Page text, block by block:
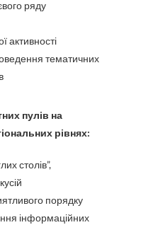
ряду
активності
тематичних
пулів на
рівнях:
столів”,
порядку
інформаційних